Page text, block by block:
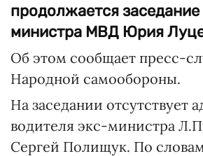
продолжается
министра МВД Юрия
Об этом сообщает пресс-
Народной самообороны.
На заседании отсутствует
водителя экс-министра
Сергей Полищук. По